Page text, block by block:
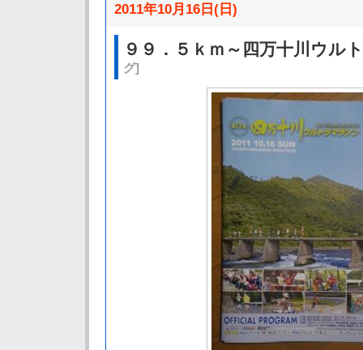
2011年10月16日(日)
９９．５ｋｍ～四万十川ウル
グ]